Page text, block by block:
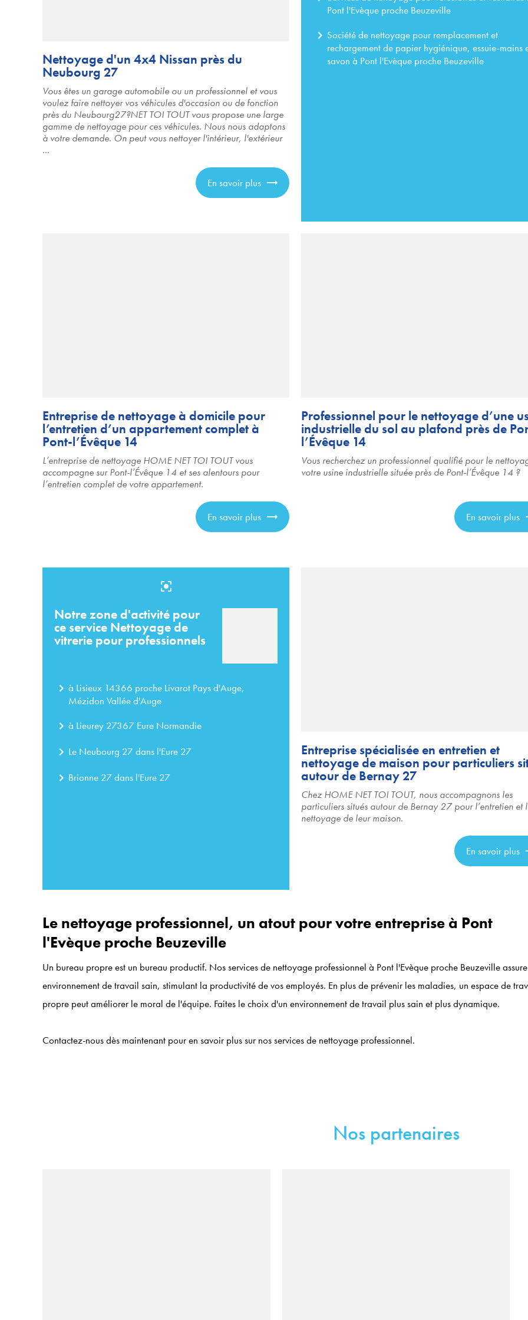
Nettoyage d'un 4x4 Nissan près du
Neubourg 27
Vous êtes un garage automobile ou un professionnel et vous
voulez faire nettoyer vos véhicules d'occasion ou de fonction
près du Neubourg27?NET TOI TOUT vous propose une large
gamme de nettoyage pour ces véhicules. Nous nous adaptons
à votre demande. On peut vous nettoyer l'intérieur, l'extérieur
...
En savoir plus
Pont l'Evèque proche Beuzeville
navigate_next Société de nettoyage pour remplacement et
rechargement de papier hygiénique, essuie-mains
savon à Pont l'Evèque proche Beuzeville
Entreprise de nettoyage à domicile pour
l’entretien d’un appartement complet à
Pont-l’Évêque 14
L’entreprise de nettoyage HOME NET TOI TOUT vous
accompagne sur Pont-l’Évêque 14 et ses alentours pour
l’entretien complet de votre appartement.
En savoir plus
Professionnel pour le nettoyage d’une
industrielle du sol au plafond près de
l’Évêque 14
Vous recherchez un professionnel qualifié pour le
votre usine industrielle située près de Pont-l’Évêque 14 ?
En savoir plus
center_focus_strong
Notre zone d'activité pour
ce service Nettoyage de
vitrerie pour professionnels
navigate_next à Lisieux 14366 proche Livarot Pays d'Auge,
Mézidon Vallée d'Auge
navigate_next à Lieurey 27367 Eure Normandie
navigate_next Le Neubourg 27 dans l'Eure 27
navigate_next Brionne 27 dans l'Eure 27
Entreprise spécialisée en entretien et
nettoyage de maison pour particuliers
autour de Bernay 27
Chez HOME NET TOI TOUT, nous accompagnons les
particuliers situés autour de Bernay 27 pour l’entretien et
nettoyage de leur maison.
En savoir plus
Le nettoyage professionnel, un atout pour votre entreprise à Pont
l'Evèque proche Beuzeville
Un bureau propre est un bureau productif. Nos services de nettoyage professionnel à Pont l'Evèque proche Beuzeville
environnement de travail sain, stimulant la productivité de vos employés. En plus de prévenir les maladies, un espace de
propre peut améliorer le moral de l'équipe. Faites le choix d'un environnement de travail plus sain et plus dynamique.
Contactez-nous dès maintenant pour en savoir plus sur nos services de nettoyage professionnel.
Nos partenaires